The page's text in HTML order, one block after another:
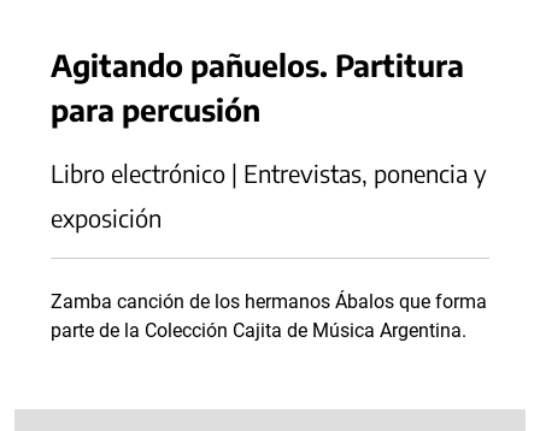
Agitando pañuelos. Partitura
para percusión
Libro electrónico | Entrevistas, ponencia y
exposición
Zamba canción de los hermanos Ábalos que forma
parte de la Colección Cajita de Música Argentina.